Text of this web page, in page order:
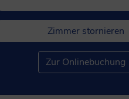
Zimmer stornieren
Zur Onlinebuchung